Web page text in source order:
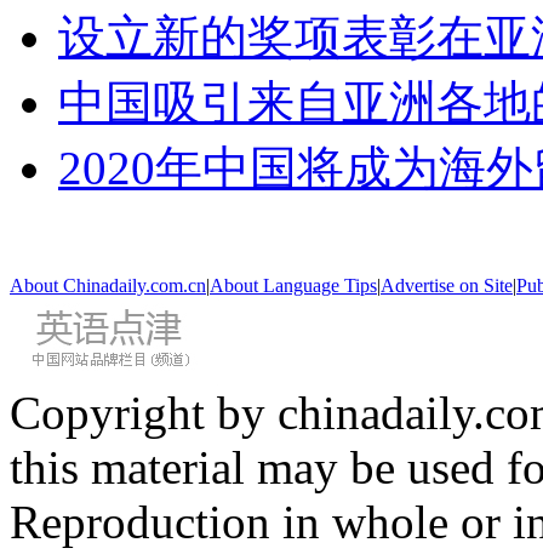
设立新的奖项表彰在
中国吸引来自亚洲各
2020年中国将成为海
About Chinadaily.com.cn|About Language Tips|Advertise on Site|
Copyright by
this material may be used
Reproduction in whole or